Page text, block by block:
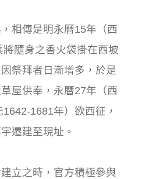
相傳是明永曆15年（西
隨身之香火袋掛在西坡
祭拜者日漸增多，於是
屋供奉，永曆27年（西
1681年）欲西征，
遷建至現址。
立之時，官方積極參與